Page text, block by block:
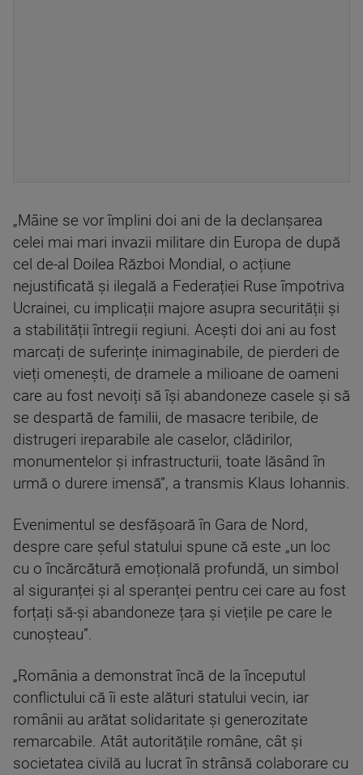
„Mâine se vor împlini doi ani de la declanșarea
celei mai mari invazii militare din Europa de după
cel de-al Doilea Război Mondial, o acțiune
nejustificată și ilegală a Federației Ruse împotriva
Ucrainei, cu implicații majore asupra securității și
a stabilității întregii regiuni. Acești doi ani au fost
marcați de suferințe inimaginabile, de pierderi de
vieți omenești, de dramele a milioane de oameni
care au fost nevoiți să își abandoneze casele și să
se despartă de familii, de masacre teribile, de
distrugeri ireparabile ale caselor, clădirilor,
monumentelor și infrastructurii, toate lăsând în
urmă o durere imensă”, a transmis Klaus Iohannis.
Evenimentul se desfășoară în Gara de Nord,
despre care șeful statului spune că este „un loc
cu o încărcătură emoțională profundă, un simbol
al siguranței și al speranței pentru cei care au fost
forțați să-și abandoneze țara și viețile pe care le
cunoșteau”.
„România a demonstrat încă de la începutul
conflictului că îi este alături statului vecin, iar
românii au arătat solidaritate și generozitate
remarcabile. Atât autoritățile române, cât și
societatea civilă au lucrat în strânsă colaborare cu